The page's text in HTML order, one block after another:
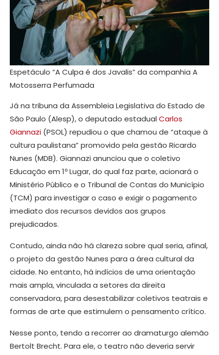
Espetáculo “A Culpa é dos Javalis” da companhia A
Motosserra Perfumada
Já na tribuna da Assembleia Legislativa do Estado de
São Paulo (Alesp), o deputado estadual Carlos
Giannazi (PSOL) repudiou o que chamou de “ataque à
cultura paulistana” promovido pela gestão Ricardo
Nunes (MDB). Giannazi anunciou que o coletivo
Educação em 1º Lugar, do qual faz parte, acionará o
Ministério Público e o Tribunal de Contas do Município
(TCM) para investigar o caso e exigir o pagamento
imediato dos recursos devidos aos grupos
prejudicados.
Contudo, ainda não há clareza sobre qual seria, afinal,
o projeto da gestão Nunes para a área cultural da
cidade. No entanto, há indícios de uma orientação
mais ampla, vinculada a setores da direita
conservadora, para desestabilizar coletivos teatrais e
formas de arte que estimulem o pensamento crítico.
Nesse ponto, tendo a recorrer ao dramaturgo alemão
Bertolt Brecht. Para ele, o teatro não deveria servir